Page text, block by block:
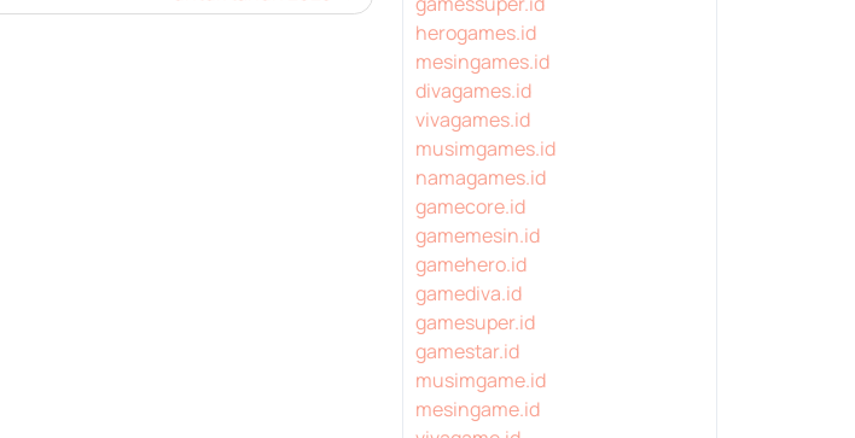
herogames.id
mesingames.id
divagames.id
vivagames.id
musimgames.id
namagames.id
gamecore.id
gamemesin.id
gamehero.id
gamediva.id
gamesuper.id
gamestar.id
musimgame.id
mesingame.id